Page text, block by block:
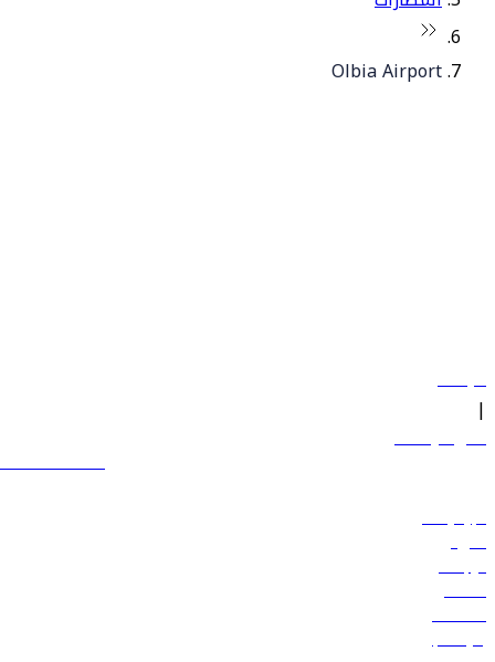
Olbia Airport
سياساتنا
|
الشروط والأحكام
600 544 445
حجز الرحلات
العروض
الوجهات
الأمتعة
المساعدة
إدارة الحجز